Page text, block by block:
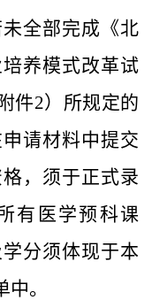
全部完成《北
培养模式改革试
件2）所规定的
请材料中提交
，须于正式录
有医学预科课
分须体现于本
。